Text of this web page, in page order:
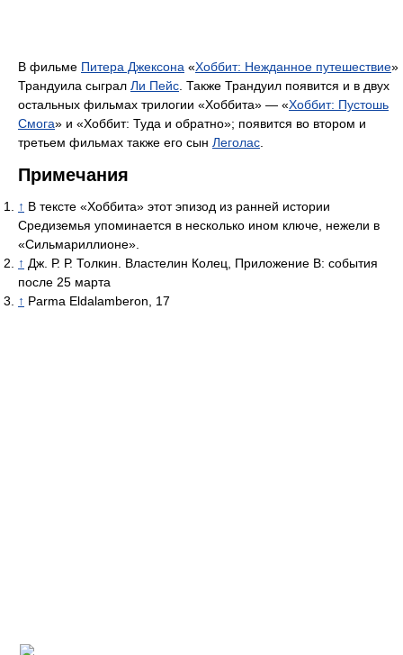
В фильме Питера Джексона «Хоббит: Нежданное путешествие»
Трандуила сыграл Ли Пейс . Также Трандуил появится и в двух
остальных фильмах трилогии «Хоббита» — «Хоббит: Пустошь
Смога» и «Хоббит: Туда и обратно»; появится во втором и
третьем фильмах также его сын Леголас
Примечания
↑ В тексте «Хоббита» этот эпизод из ранней истории
Средиземья упоминается в несколько ином ключе, нежели в
«Сильмариллионе».
↑ Дж. Р. Р. Толкин. Властелин Колец, Приложение B: события
после 25 марта
↑ Parma Eldalamberon, 17